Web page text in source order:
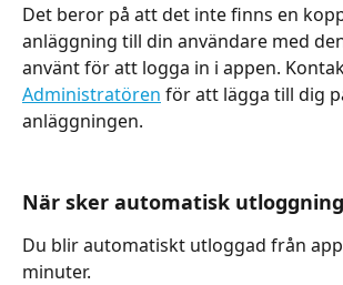
Det beror på att det inte finns en
anläggning till din användare med
använt för att logga in i appen.
Administratören för att lägga till dig
anläggningen.
När sker automatisk
Du blir automatiskt utloggad från
minuter.